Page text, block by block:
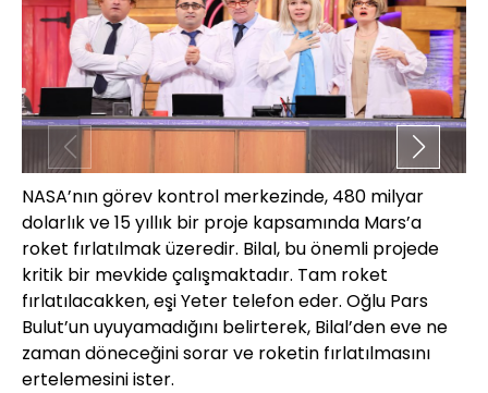
NASA’nın görev kontrol merkezinde, 480 milyar
dolarlık ve 15 yıllık bir proje kapsamında Mars’a
roket fırlatılmak üzeredir. Bilal, bu önemli projede
kritik bir mevkide çalışmaktadır. Tam roket
fırlatılacakken, eşi Yeter telefon eder. Oğlu Pars
Bulut’un uyuyamadığını belirterek, Bilal’den eve ne
zaman döneceğini sorar ve roketin fırlatılmasını
ertelemesini ister.